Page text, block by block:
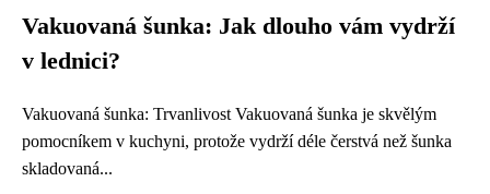
Vakuovaná šunka: Jak dlouho vám vydrží
v lednici?
Vakuovaná šunka: Trvanlivost Vakuovaná šunka je skvělým
pomocníkem v kuchyni, protože vydrží déle čerstvá než šunka
skladovaná...